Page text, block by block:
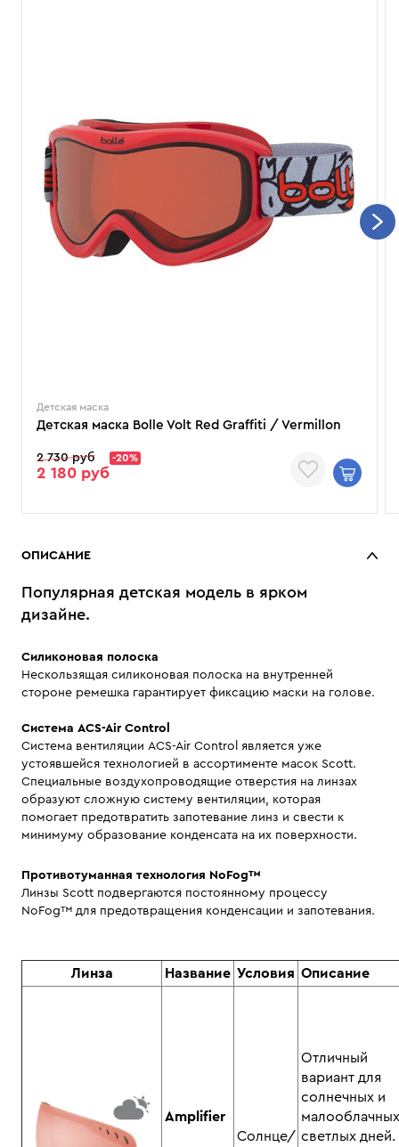
Детская маска
Детская маска Bolle Volt Red Graffiti / Vermillon
2 730 руб -20%
2 180 руб
ОПИСАНИЕ
Популярная детская модель в ярком
дизайне.
Силиконовая полоска
Нескользящая силиконовая полоска на внутренней
стороне ремешка гарантирует фиксацию маски на голове.
Система ACS-Air Control
Система вентиляции ACS-Air Control является уже
устоявшейся технологией в ассортименте масок Scott.
Специальные воздухопроводящие отверстия на линзах
образуют сложную систему вентиляции, которая
помогает предотвратить запотевание линз и свести к
минимуму образование конденсата на их поверхности.
Противотуманная технология NoFog™
Линзы Scott подвергаются постоянному процессу
NoFog™ для предотвращения конденсации и запотевания.
Линза Название Условия Описание
Amplifier
Солнце/
Отличный
вариант для
солнечных и
светлых